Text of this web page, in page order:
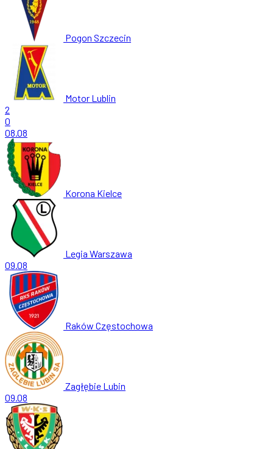
Pogon Szczecin
Motor Lublin
2
0
08.08
Korona Kielce
Legia Warszawa
09.08
Raków Częstochowa
Zagłębie Lubin
09.08